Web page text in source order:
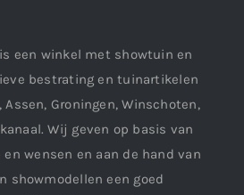
een winkel met showtuin en
bestrating en tuinartikelen
Assen, Groningen, Winschoten,
Wij geven op basis van
wensen en aan de hand van
showmodellen een goed